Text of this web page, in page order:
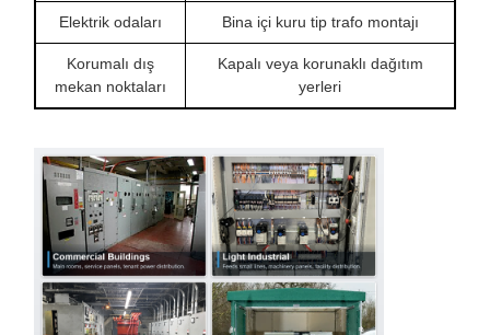
Elektrik odaları Bina içi kuru tip trafo montajı
Korumalı dış
mekan noktaları
Kapalı veya korunaklı dağıtım
yerleri